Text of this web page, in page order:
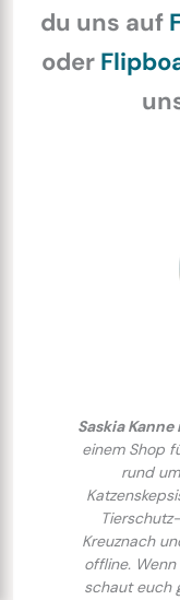
du uns auf
oder
Saskia
einem Shop
rund
Kreuznach
offline.
schaut euch